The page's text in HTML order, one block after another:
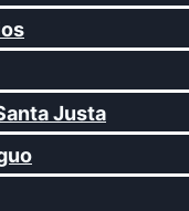
Justa